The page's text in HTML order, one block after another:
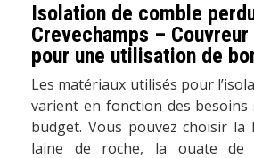
Isolation de comble
Crevechamps –
pour une utilisation de
Les matériaux utilisés pour
varient en fonction des besoins
budget. Vous pouvez choisir la
laine de roche, la ouate de